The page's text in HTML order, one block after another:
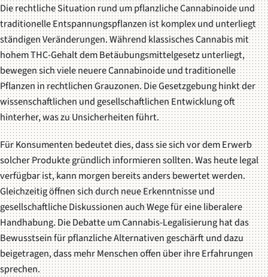
Die rechtliche Situation rund um pflanzliche Cannabinoide und
traditionelle Entspannungspflanzen ist komplex und unterliegt
ständigen Veränderungen. Während klassisches Cannabis mit
hohem THC-Gehalt dem Betäubungsmittelgesetz unterliegt,
bewegen sich viele neuere Cannabinoide und traditionelle
Pflanzen in rechtlichen Grauzonen. Die Gesetzgebung hinkt der
wissenschaftlichen und gesellschaftlichen Entwicklung oft
hinterher, was zu Unsicherheiten führt.
Für Konsumenten bedeutet dies, dass sie sich vor dem Erwerb
solcher Produkte gründlich informieren sollten. Was heute legal
verfügbar ist, kann morgen bereits anders bewertet werden.
Gleichzeitig öffnen sich durch neue Erkenntnisse und
gesellschaftliche Diskussionen auch Wege für eine liberalere
Handhabung. Die Debatte um Cannabis-Legalisierung hat das
Bewusstsein für pflanzliche Alternativen geschärft und dazu
beigetragen, dass mehr Menschen offen über ihre Erfahrungen
sprechen.